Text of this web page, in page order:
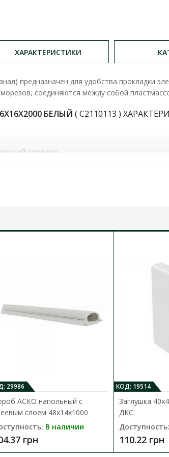
ХАРАКТЕРИСТИКИ
предназначен для удобства прокладки
соединяются между собой
БЕЛЫЙ ( С2110113 )
горение
29986
АСКО напольный с
слоем 48x14х1000
В наличии
грн
КОД: 19514
Заглушка
ДКС
Доступность:
110.22 грн